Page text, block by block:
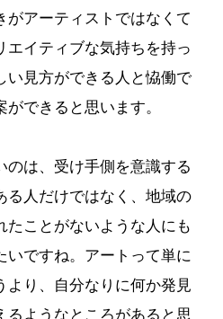
がアーティストではなくて
エイティブな気持ちを持っ
い見方ができる人と恊働で
できると思います。
は、受け手側を意識する
る人だけではなく、地域の
たことがないような人にも
いですね。アートって単に
より、自分なりに何か発見
るようなところがあると思